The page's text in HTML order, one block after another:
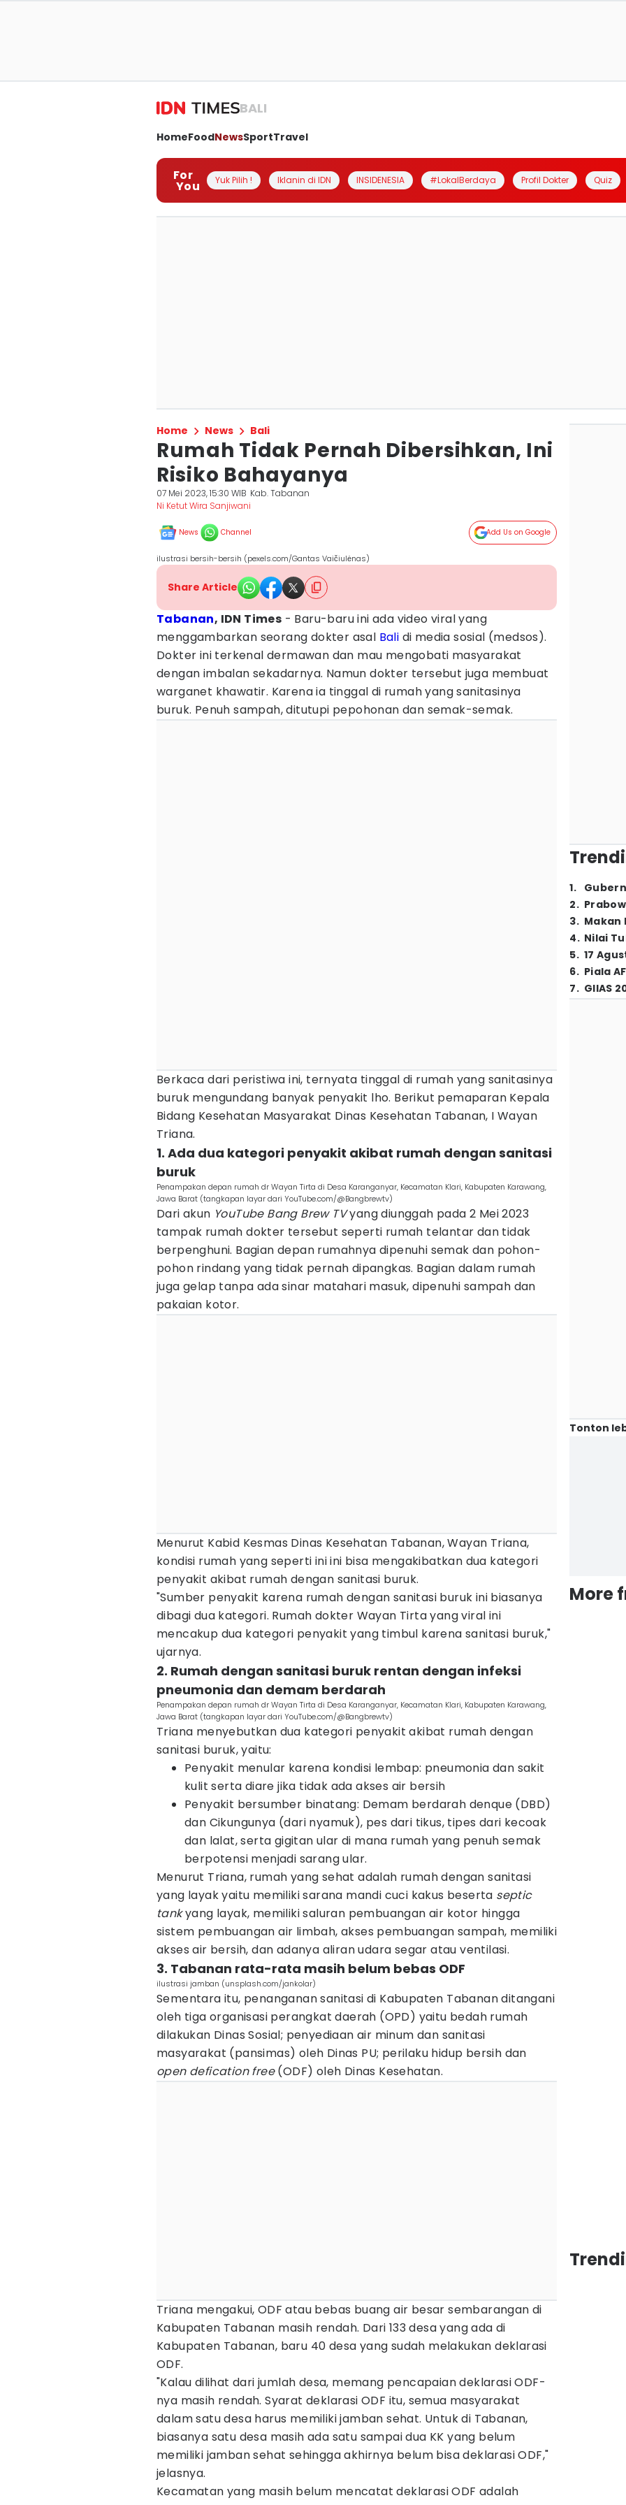
BALI
HomeFoodNewsSportTravel
For
You Yuk Pilih ! Iklanin di IDN INSIDENESIA #LokalBerdaya Profil Dokter Quiz
Home News Bali
Rumah Tidak Pernah Dibersihkan, Ini
Risiko Bahayanya
07 Mei 2023, 15:30 WIB Kab. Tabanan
Ni Ketut Wira Sanjiwani
News Channel Add Us on Google
ilustrasi bersih-bersih (pexels.com/Gantas Vaičiulėnas)
Share Article
Tabanan, IDN Times - Baru-baru ini ada video viral yang
menggambarkan seorang dokter asal Bali di media sosial (medsos).
Dokter ini terkenal dermawan dan mau mengobati masyarakat
dengan imbalan sekadarnya. Namun dokter tersebut juga membuat
warganet khawatir. Karena ia tinggal di rumah yang sanitasinya
buruk. Penuh sampah, ditutupi pepohonan dan semak-semak.
Berkaca dari peristiwa ini, ternyata tinggal di rumah yang sanitasinya
buruk mengundang banyak penyakit lho. Berikut pemaparan Kepala
Bidang Kesehatan Masyarakat Dinas Kesehatan Tabanan, I Wayan
Triana.
1. Ada dua kategori penyakit akibat rumah dengan sanitasi
buruk
Penampakan depan rumah dr Wayan Tirta di Desa Karanganyar, Kecamatan Klari, Kabupaten Karawang,
Jawa Barat (tangkapan layar dari YouTube.com/@Bangbrewtv)
Dari akun YouTube Bang Brew TVyang diunggah pada 2 Mei 2023
tampak rumah dokter tersebut seperti rumah telantar dan tidak
berpenghuni. Bagian depan rumahnya dipenuhi semak dan pohon-
pohon rindang yang tidak pernah dipangkas. Bagian dalam rumah
juga gelap tanpa ada sinar matahari masuk, dipenuhi sampah dan
pakaian kotor.
Menurut Kabid Kesmas Dinas Kesehatan Tabanan, Wayan Triana,
kondisi rumah yang seperti ini ini bisa mengakibatkan dua kategori
penyakit akibat rumah dengan sanitasi buruk.
"Sumber penyakit karena rumah dengan sanitasi buruk ini biasanya
dibagi dua kategori. Rumah dokter Wayan Tirta yang viral ini
mencakup dua kategori penyakit yang timbul karena sanitasi buruk,"
ujarnya.
2. Rumah dengan sanitasi buruk rentan dengan infeksi
pneumonia dan demam berdarah
Penampakan depan rumah dr Wayan Tirta di Desa Karanganyar, Kecamatan Klari, Kabupaten Karawang,
Jawa Barat (tangkapan layar dari YouTube.com/@Bangbrewtv)
Triana menyebutkan dua kategori penyakit akibat rumah dengan
sanitasi buruk, yaitu:
Penyakit menular karena kondisi lembap: pneumonia dan sakit
kulit serta diare jika tidak ada akses air bersih
Penyakit bersumber binatang: Demam berdarah denque (DBD)
dan Cikungunya (dari nyamuk), pes dari tikus, tipes dari kecoak
dan lalat, serta gigitan ular di mana rumah yang penuh semak
berpotensi menjadi sarang ular.
Menurut Triana, rumah yang sehat adalah rumah dengan sanitasi
yang layak yaitu memiliki sarana mandi cuci kakus beserta septic
tankyang layak, memiliki saluran pembuangan air kotor hingga
sistem pembuangan air limbah, akses pembuangan sampah, memiliki
akses air bersih, dan adanya aliran udara segar atau ventilasi.
3. Tabanan rata-rata masih belum bebas ODF
ilustrasi jamban (unsplash.com/jankolar)
Sementara itu, penanganan sanitasi di Kabupaten Tabanan ditangani
oleh tiga organisasi perangkat daerah (OPD) yaitu bedah rumah
dilakukan Dinas Sosial; penyediaan air minum dan sanitasi
masyarakat (pansimas) oleh Dinas PU; perilaku hidup bersih dan
open defication free(ODF) oleh Dinas Kesehatan.
Triana mengakui, ODF atau bebas buang air besar sembarangan di
Kabupaten Tabanan masih rendah. Dari 133 desa yang ada di
Kabupaten Tabanan, baru 40 desa yang sudah melakukan deklarasi
ODF.
"Kalau dilihat dari jumlah desa, memang pencapaian deklarasi ODF-
nya masih rendah. Syarat deklarasi ODF itu, semua masyarakat
dalam satu desa harus memiliki jamban sehat. Untuk di Tabanan,
biasanya satu desa masih ada satu sampai dua KK yang belum
memiliki jamban sehat sehingga akhirnya belum bisa deklarasi ODF,"
jelasnya.
Kecamatan yang masih belum mencatat deklarasi ODF adalah
1.
2.
3. Makan
4. Nilai
5. 17
6. Piala
7. GIIAS
Tonton
More